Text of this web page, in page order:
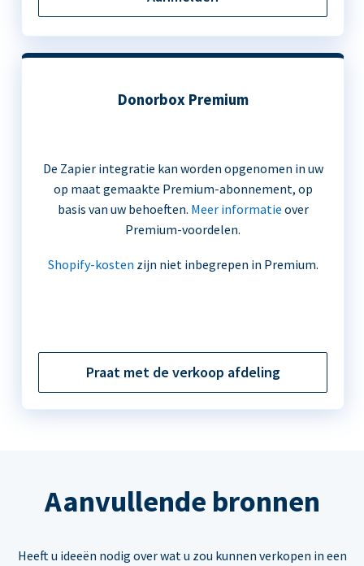
Donorbox Premium
De Zapier integratie kan worden opgenomen in uw
op maat gemaakte Premium-abonnement, op
basis van uw behoeften. Meer informatie over
Premium-voordelen.
Shopify-kosten zijn niet inbegrepen in Premium.
Praat met de verkoop afdeling
Aanvullende bronnen
Heeft u ideeën nodig over wat u zou kunnen verkopen in een